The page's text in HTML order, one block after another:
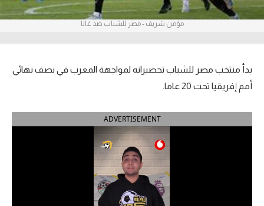
أمريكا 2026
الدوري الإنجليزي الممتاز
الدوري الإسباني
الدوري السعودي للمحترفين
مؤمن شريف - مصر للشباب ضد غانا
بدأ منتخب مصر للشباب تحضيراته لمواجهة المغرب في نصف نهائي
أمم إفريقيا تحت 20 عاما.
ADVERTISEMENT